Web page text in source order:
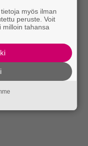
myös ilman
peruste. Voit
milloin tahansa